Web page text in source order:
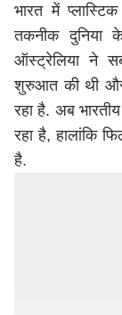
भारत में
तकनीक दुनिया
ऑस्ट्रेलिया ने
शुरुआत की थी और
रहा है. अब
रहा है, हालांकि
है.